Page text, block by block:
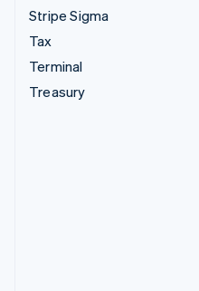
Stripe Sigma
Tax
Terminal
Treasury